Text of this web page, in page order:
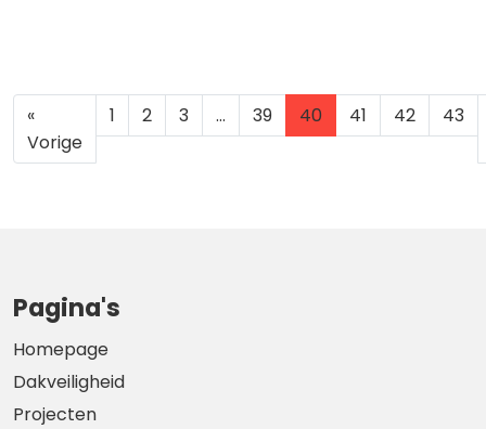
«
Vorige
1 2 3 … 39 40 41 42 43
Pagina's
Homepage
Dakveiligheid
Projecten